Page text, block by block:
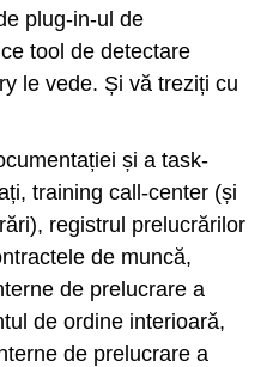
plug-in-ul de
tool de detectare
le vede. Și vă treziți cu
și a task-
training call-center (și
registrul prelucrărilor
de muncă,
de prelucrare a
de ordine interioară,
de prelucrare a